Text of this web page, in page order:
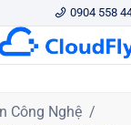
0904 558
Công Nghệ